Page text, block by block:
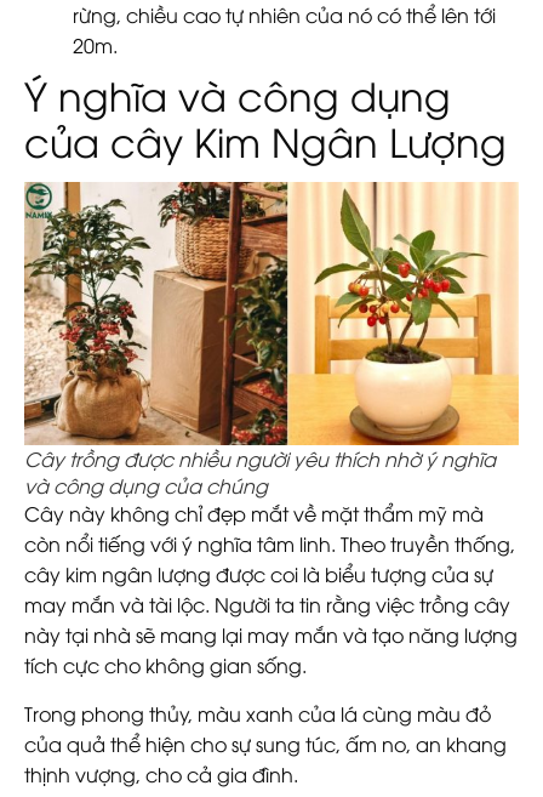
rừng, chiều cao tự nhiên của nó có thể lên tới
20m.
Ý nghĩa và công dụng
của cây Kim Ngân Lượng
Cây trồng được nhiều người yêu thích nhờ ý nghĩa
và công dụng của chúng
Cây này không chỉ đẹp mắt về mặt thẩm mỹ mà
còn nổi tiếng với ý nghĩa tâm linh. Theo truyền thống,
cây kim ngân lượng được coi là biểu tượng của sự
may mắn và tài lộc. Người ta tin rằng việc trồng cây
này tại nhà sẽ mang lại may mắn và tạo năng lượng
tích cực cho không gian sống.
Trong phong thủy, màu xanh của lá cùng màu đỏ
của quả thể hiện cho sự sung túc, ấm no, an khang
thịnh vượng, cho cả gia đình.